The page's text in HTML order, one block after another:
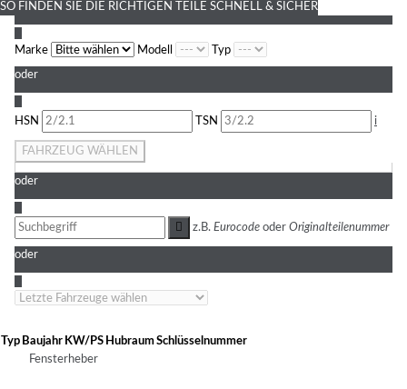
SO FINDEN SIE DIE RICHTIGEN TEILE SCHNELL & SICHER
Marke
Modell Typ
oder
HSN
TSN i
FAHRZEUG WÄHLEN
oder
z.B. Eurocode oder Originalteilenummer
oder
Typ Baujahr KW/PS HubraumSchlüsselnummer
Fensterheber